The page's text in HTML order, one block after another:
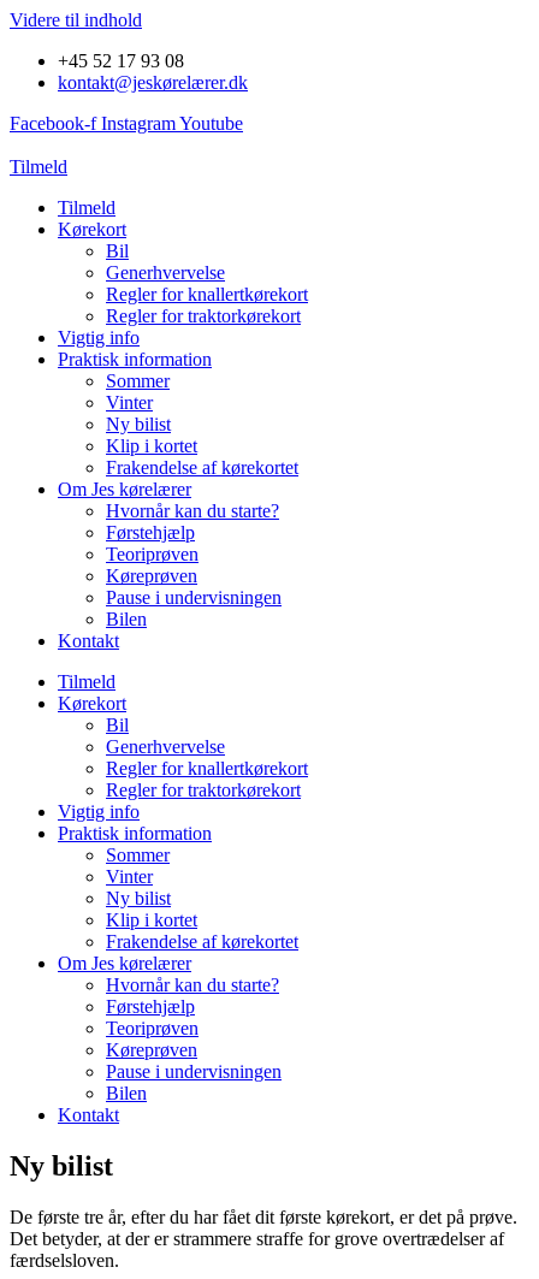
Videre til indhold
+45 52 17 93 08
kontakt@jeskørelærer.dk
Facebook-f InstagramYoutube
Tilmeld
Tilmeld
Kørekort
Bil
Generhvervelse
Regler for knallertkørekort
Regler for traktorkørekort
Vigtig info
Praktisk information
Sommer
Vinter
Ny bilist
Klip i kortet
Frakendelse af kørekortet
Om Jes kørelærer
Hvornår kan du starte?
Førstehjælp
Teoriprøven
Køreprøven
Pause i undervisningen
Bilen
Kontakt
Tilmeld
Kørekort
Bil
Generhvervelse
Regler for knallertkørekort
Regler for traktorkørekort
Vigtig info
Praktisk information
Sommer
Vinter
Ny bilist
Klip i kortet
Frakendelse af kørekortet
Om Jes kørelærer
Hvornår kan du starte?
Førstehjælp
Teoriprøven
Køreprøven
Pause i undervisningen
Bilen
Kontakt
Ny bilist
De første tre år, efter du har fået dit første kørekort, er det på prøve.
Det betyder, at der er strammere straffe for grove overtrædelser af
færdselsloven.